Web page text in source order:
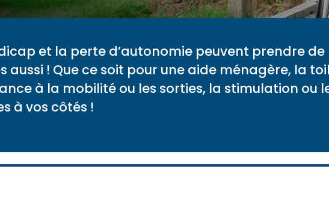
et la perte d’autonomie peuvent prendre
aussi ! Que ce soit pour une aide ménagère, la
à la mobilité ou les sorties, la stimulation ou
à vos côtés !